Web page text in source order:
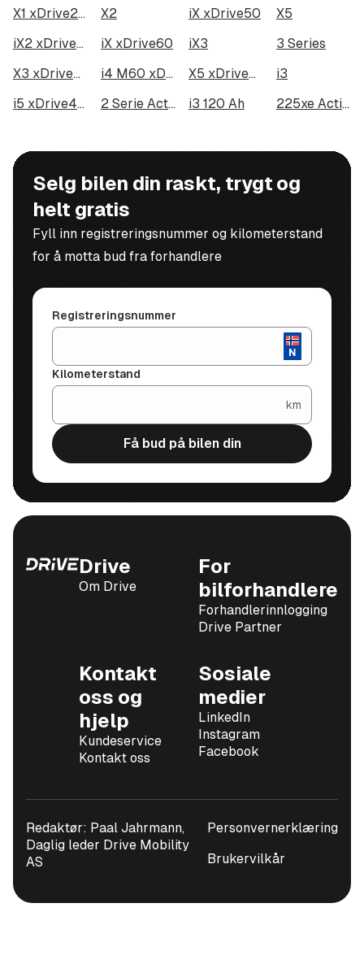
informasjon om det kan ha konsekvenser for
denne bilen.
X1 xDrive25e
X2 iX xDrive50
X5
iX2 xDrive30
iX xDrive60 iX3
3 Series
X3 xDrive30e
i4 M60 xDrive Gran Coupé X5 xDrive45e iPerformance
i3
i5 xDrive40 Touring
2 Serie Active/Gran Tourer i3 120 Ah 225xe Active Tourer
Selg bilen din raskt, trygt og
helt gratis
Fyll inn registreringsnummer og kilometerstand
for å motta bud fra forhandlere
Registreringsnummer
Kilometerstand
km
Få bud på bilen din
Drive
Om Drive
For
bilforhandlere
Forhandlerinnlogging
Drive Partner
Kontakt
oss og
hjelp
Kundeservice
Kontakt oss
Sosiale
medier
LinkedIn
Instagram
Facebook
Redaktør: Paal Jahrmann,
Daglig leder Drive Mobility
AS
Personvernerklæring
Brukervilkår